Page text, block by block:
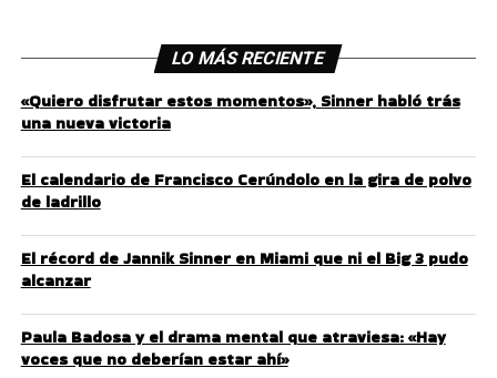
LO MÁS RECIENTE
«Quiero disfrutar estos momentos», Sinner habló trás
una nueva victoria
El calendario de Francisco Cerúndolo en la gira de polvo
de ladrillo
El récord de Jannik Sinner en Miami que ni el Big 3 pudo
alcanzar
Paula Badosa y el drama mental que atraviesa: «Hay
voces que no deberían estar ahí»